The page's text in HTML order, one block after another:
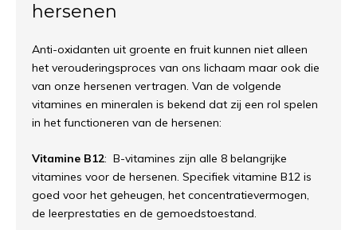
hersenen
Anti-oxidanten uit groente en fruit kunnen niet alleen
het verouderingsproces van ons lichaam maar ook die
van onze hersenen vertragen. Van de volgende
vitamines en mineralen is bekend dat zij een rol spelen
in het functioneren van de hersenen:
Vitamine B12: B-vitamines zijn alle 8 belangrijke
vitamines voor de hersenen. Specifiek vitamine B12 is
goed voor het geheugen, het concentratievermogen,
de leerprestaties en de gemoedstoestand.